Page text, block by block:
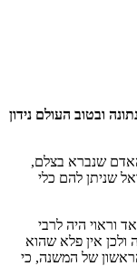
ובטוב העולם נידון
שנברא בצלם,
שניתן להם כלי
וראוי היה לרבי
אין פלא שהוא
של המשנה, כי